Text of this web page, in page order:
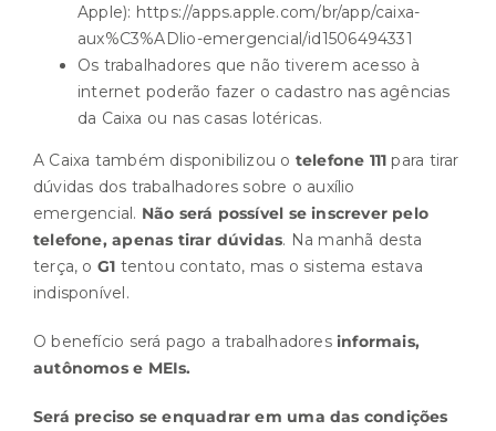
Apple): https://apps.apple.com/br/app/caixa-
aux%C3%ADlio-emergencial/id1506494331
Os trabalhadores que não tiverem acesso à
internet poderão fazer o cadastro nas agências
da Caixa ou nas casas lotéricas.
A Caixa também disponibilizou o telefone 111 para tirar
dúvidas dos trabalhadores sobre o auxílio
emergencial. Não será possível se inscrever pelo
telefone, apenas tirar dúvidas. Na manhã desta
terça, o G1 tentou contato, mas o sistema estava
indisponível.
O benefício será pago a trabalhadores informais,
autônomos e MEIs.
Será preciso se enquadrar em uma das condições